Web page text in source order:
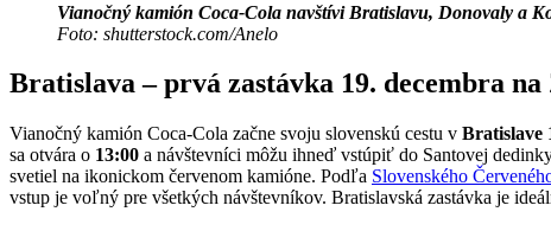
Vianočný kamión Coca-Cola navštívi Bratislavu, Donovaly a
Foto: shutterstock.com/Anelo
Bratislava – prvá zastávka 19. decembra
Vianočný kamión Coca-Cola začne svoju slovenskú cestu v Bratislave
sa otvára o 13:00 a návštevníci môžu ihneď vstúpiť do Santovej
svetiel na ikonickom červenom kamióne. Podľa Slovenského
vstup je voľný pre všetkých návštevníkov. Bratislavská zastávka je